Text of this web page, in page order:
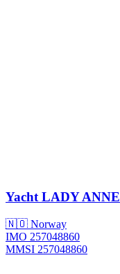
Yacht LADY ANNE
🇳🇴 Norway
IMO 257048860
MMSI 257048860